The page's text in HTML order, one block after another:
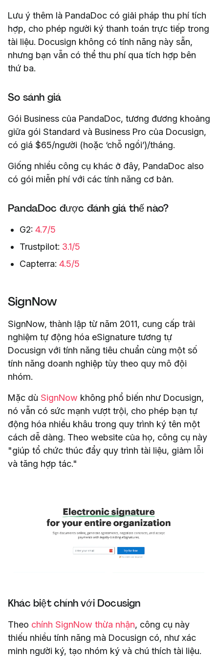
Lưu ý thêm là PandaDoc có giải pháp thu phí tích
hợp, cho phép người ký thanh toán trực tiếp trong
tài liệu. Docusign không có tính năng này sẵn,
nhưng bạn vẫn có thể thu phí qua tích hợp bên
thứ ba.
So sánh giá
Gói Business của PandaDoc, tương đương khoảng
giữa gói Standard và Business Pro của Docusign,
có giá $65/người (hoặc ‘chỗ ngồi’)/tháng.
Giống nhiều công cụ khác ở đây, PandaDoc also
có gói miễn phí với các tính năng cơ bản.
PandaDoc được đánh giá thế nào?
G2: 4.7/5
Trustpilot: 3.1/5
Capterra: 4.5/5
SignNow
SignNow, thành lập từ năm 2011, cung cấp trải
nghiệm tự động hóa eSignature tương tự
Docusign với tính năng tiêu chuẩn cùng một số
tính năng doanh nghiệp tùy theo quy mô đội
nhóm.
Mặc dù SignNow không phổ biến như Docusign,
nó vẫn có sức mạnh vượt trội, cho phép bạn tự
động hóa nhiều khâu trong quy trình ký tên một
cách dễ dàng. Theo website của họ, công cụ này
"giúp tổ chức thúc đẩy quy trình tài liệu, giảm lỗi
và tăng hợp tác."
Khác biệt chính với Docusign
Theo chính SignNow thừa nhận, công cụ này
thiếu nhiều tính năng mà Docusign có, như xác
minh người ký, tạo nhóm ký và chú thích tài liệu.